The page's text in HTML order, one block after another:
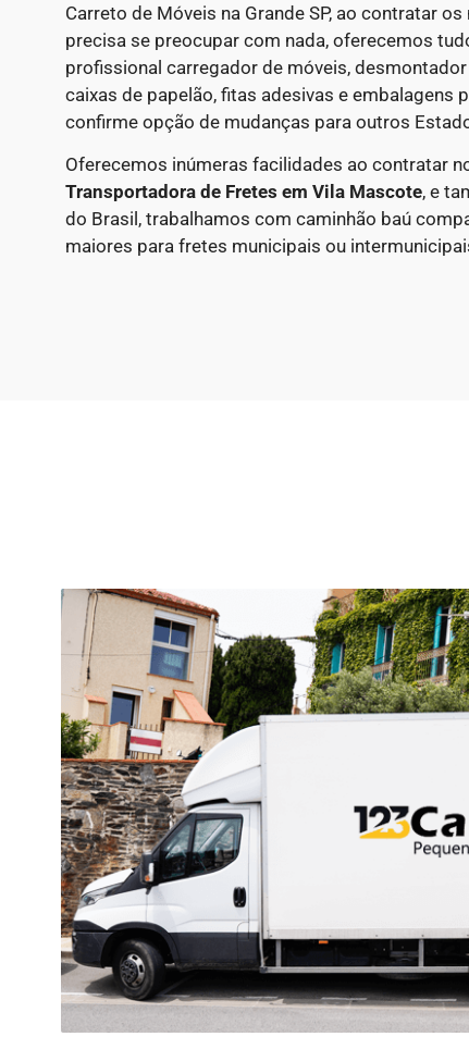
Carreto de Móveis na Grande SP, ao contratar
precisa se preocupar com nada, oferecemos
profissional carregador de móveis,
caixas de papelão, fitas adesivas e embalagens
confirme opção de mudanças para outros
Oferecemos inúmeras facilidades ao contratar
Transportadora de Fretes em Vila Mascote, e
do Brasil, trabalhamos com caminhão baú
maiores para fretes municipais ou